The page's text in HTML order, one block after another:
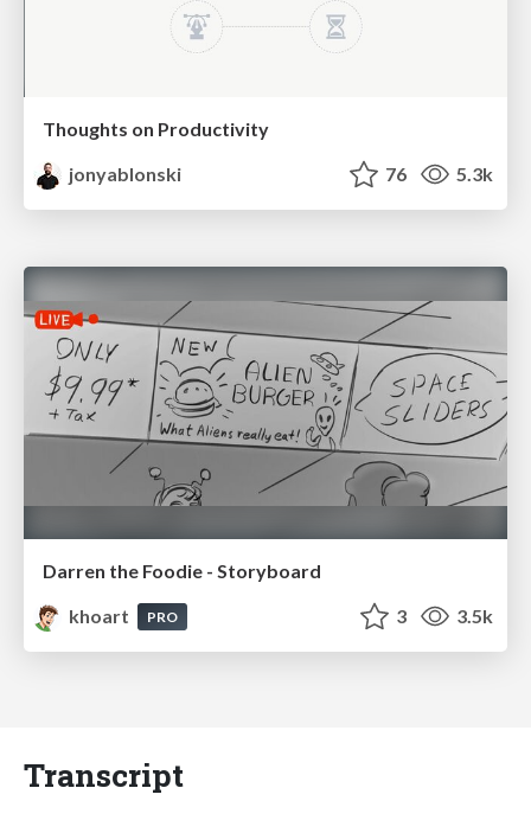
Thoughts on Productivity
jonyablonski
76 5.3k
Darren the Foodie - Storyboard
khoart
PRO 3 3.5k
Transcript